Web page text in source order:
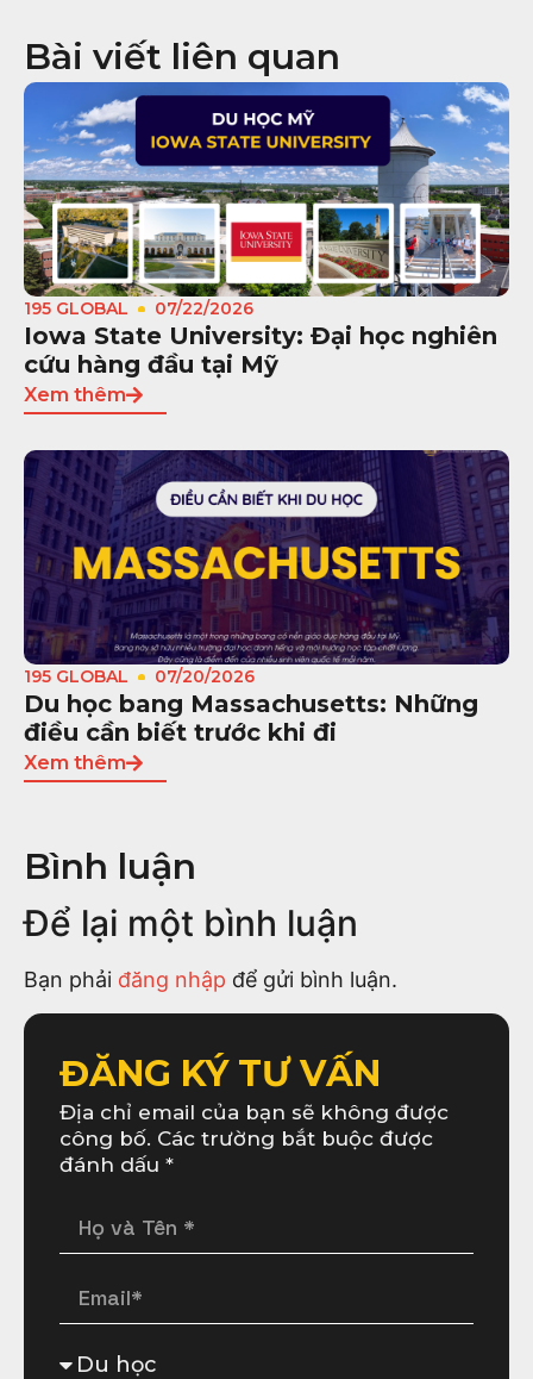
Bài viết liên quan
195 GLOBAL 07/22/2026
Iowa State University: Đại học nghiên
cứu hàng đầu tại Mỹ
Xem thêm
195 GLOBAL 07/20/2026
Du học bang Massachusetts: Những
điều cần biết trước khi đi
Xem thêm
Bình luận
Để lại một bình luận
Bạn phải đăng nhập để gửi bình luận.
ĐĂNG KÝ TƯ VẤN
Địa chỉ email của bạn sẽ không được
công bố. Các trường bắt buộc được
đánh dấu *